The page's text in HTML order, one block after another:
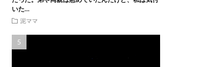
いた…
泥ママ